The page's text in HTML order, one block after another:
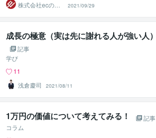
株式会社ecの便
利屋
2021/09/29
成長の極意（実は先に謝れる人が強い人）
記事
学び
11
浅倉慶司
2021/08/11
1万円の価値について考えてみる！
記事
コラム